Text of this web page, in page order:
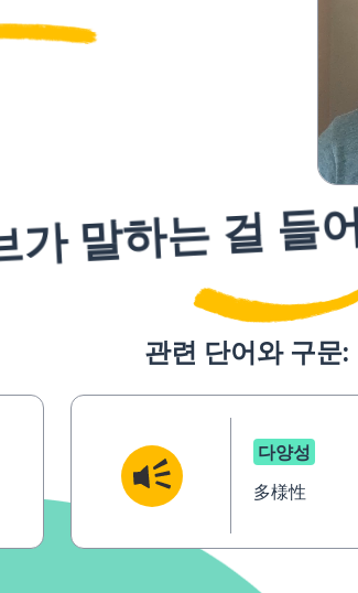
말하는 걸 들
관련 단어와 구문:
다양성
多様性